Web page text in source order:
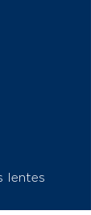
lentes